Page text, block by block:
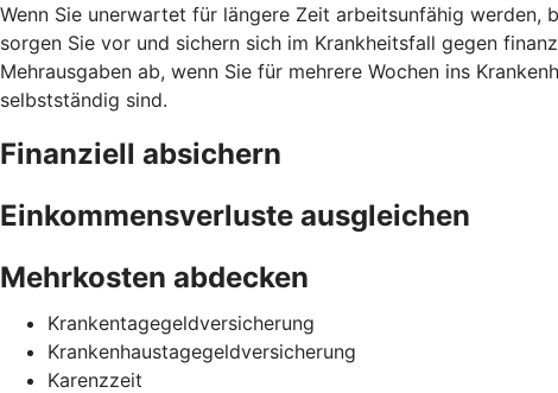
Wenn Sie unerwartet für längere Zeit arbeitsunfähig werden,
sorgen Sie vor und sichern sich im Krankheitsfall gegen
Mehrausgaben ab, wenn Sie für mehrere Wochen ins
selbstständig sind.
Finanziell absichern
Einkommensverluste ausgleichen
Mehrkosten abdecken
Krankentagegeldversicherung
Krankenhaustagegeldversicherung
Karenzzeit